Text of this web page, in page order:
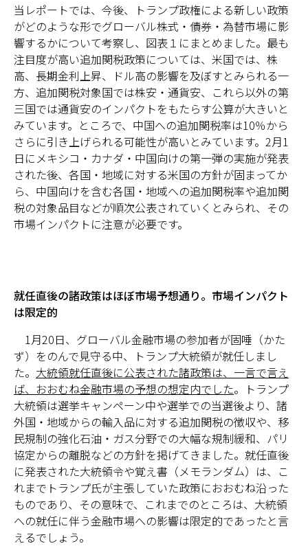
当レポートでは、今後、トランプ政権による新しい政策
がどのような形でグローバル株式・債券・為替市場に影
響するかについて考察し、図表１にまとめました。最も
注目度が高い追加関税政策については、米国では、株
高、長期金利上昇、ドル高の影響を及ぼすとみられる一
方、追加関税対象国では株安・通貨安、これら以外の第
三国では通貨安のインパクトをもたらす公算が大きいと
みています。ところで、中国への追加関税率は10％から
さらに引き上げられる可能性が高いとみています。2月1
日にメキシコ・カナダ・中国向けの第一弾の実施が発表
された後、各国・地域に対する米国の方針が固まってか
ら、中国向けを含む各国・地域への追加関税率や追加関
税の対象品目などが順次公表されていくとみられ、その
市場インパクトに注意が必要です。
就任直後の諸政策はほぼ市場予想通り。市場インパクト
は限定的
1月20日、グローバル金融市場の参加者が固唾（かた
ず）をのんで見守る中、トランプ大統領が就任しまし
た。 大統領就任直後に公表された諸政策は、一言で言え
ば、おおむね金融市場の予想の想定内でした。トランプ
大統領は選挙キャンペーン中や選挙での当選後より、諸
外国・地域からの輸入品に対する追加関税の徴収や、移
民規制の強化石油・ガス分野での大幅な規制緩和、パリ
協定からの離脱などの方針を掲げてきました。就任直後
に発表された大統領令や覚え書（メモランダム）は、こ
れまでトランプ氏が主張していた政策におおむね沿った
ものであり、その意味で、これまでのところは、大統領
への就任に伴う金融市場への影響は限定的であったと言
えるでしょう。